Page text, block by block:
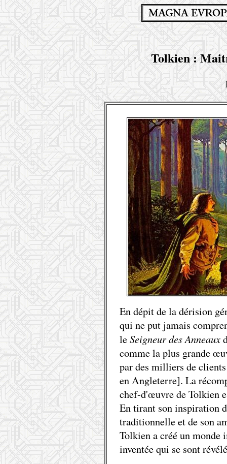
Tolkien :
En dépit de la dérision
qui ne put jamais
leSeigneur des Anneaux
comme la plus grande
par des milliers de
en Angleterre]. La
chef-d'œuvre de Tolkien
En tirant son inspiration
traditionnelle et de son
Tolkien a créé un
inventée qui se sont